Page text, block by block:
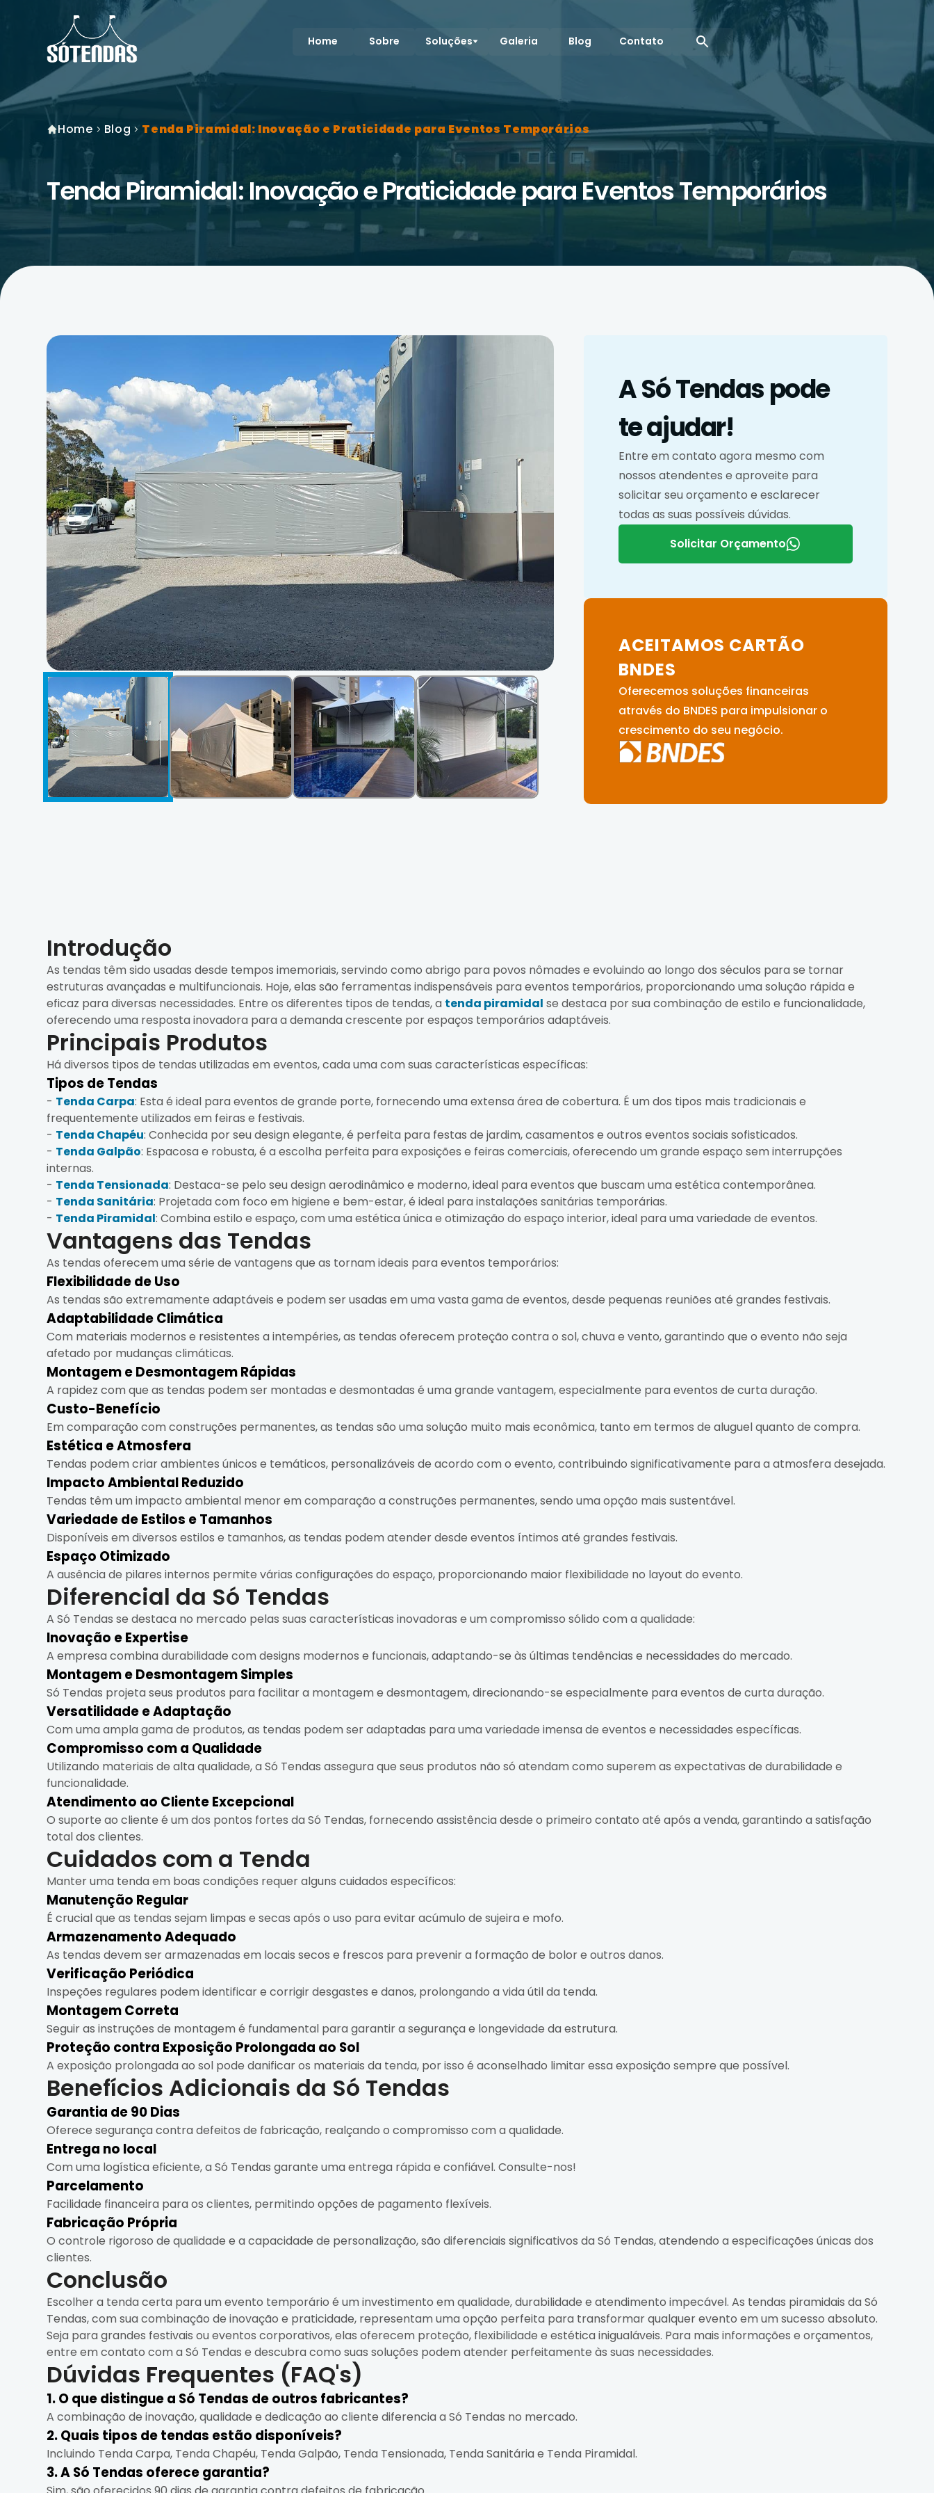
Home Sobre Soluções Galeria Blog Contato
Home Blog Tenda Piramidal: Inovação e Praticidade para Eventos Temporários
Tenda Piramidal: Inovação e Praticidade para Eventos Temporários
A Só Tendas pode
te ajudar!
Entre em contato agora mesmo com
nossos atendentes e aproveite para
solicitar seu orçamento e esclarecer
todas as suas possíveis dúvidas.
Solicitar Orçamento
ACEITAMOS CARTÃO
BNDES
Oferecemos soluções financeiras
através do BNDES para impulsionar o
crescimento do seu negócio.
Introdução
As tendas têm sido usadas desde tempos imemoriais, servindo como abrigo para povos nômades e evoluindo ao longo dos séculos para se tornar
estruturas avançadas e multifuncionais. Hoje, elas são ferramentas indispensáveis para eventos temporários, proporcionando uma solução rápida e
eficaz para diversas necessidades. Entre os diferentes tipos de tendas, a tenda piramidal se destaca por sua combinação de estilo e funcionalidade,
oferecendo uma resposta inovadora para a demanda crescente por espaços temporários adaptáveis.
Principais Produtos
Há diversos tipos de tendas utilizadas em eventos, cada uma com suas características específicas:
Tipos de Tendas
- Tenda Carpa: Esta é ideal para eventos de grande porte, fornecendo uma extensa área de cobertura. É um dos tipos mais tradicionais e
frequentemente utilizados em feiras e festivais.
- Tenda Chapéu: Conhecida por seu design elegante, é perfeita para festas de jardim, casamentos e outros eventos sociais sofisticados.
- Tenda Galpão: Espacosa e robusta, é a escolha perfeita para exposições e feiras comerciais, oferecendo um grande espaço sem interrupções
internas.
- Tenda Tensionada: Destaca-se pelo seu design aerodinâmico e moderno, ideal para eventos que buscam uma estética contemporânea.
- Tenda Sanitária: Projetada com foco em higiene e bem-estar, é ideal para instalações sanitárias temporárias.
- Tenda Piramidal: Combina estilo e espaço, com uma estética única e otimização do espaço interior, ideal para uma variedade de eventos.
Vantagens das Tendas
As tendas oferecem uma série de vantagens que as tornam ideais para eventos temporários:
Flexibilidade de Uso
As tendas são extremamente adaptáveis e podem ser usadas em uma vasta gama de eventos, desde pequenas reuniões até grandes festivais.
Adaptabilidade Climática
Com materiais modernos e resistentes a intempéries, as tendas oferecem proteção contra o sol, chuva e vento, garantindo que o evento não seja
afetado por mudanças climáticas.
Montagem e Desmontagem Rápidas
A rapidez com que as tendas podem ser montadas e desmontadas é uma grande vantagem, especialmente para eventos de curta duração.
Custo-Benefício
Em comparação com construções permanentes, as tendas são uma solução muito mais econômica, tanto em termos de aluguel quanto de compra.
Estética e Atmosfera
Tendas podem criar ambientes únicos e temáticos, personalizáveis de acordo com o evento, contribuindo significativamente para a atmosfera desejada.
Impacto Ambiental Reduzido
Tendas têm um impacto ambiental menor em comparação a construções permanentes, sendo uma opção mais sustentável.
Variedade de Estilos e Tamanhos
Disponíveis em diversos estilos e tamanhos, as tendas podem atender desde eventos íntimos até grandes festivais.
Espaço Otimizado
A ausência de pilares internos permite várias configurações do espaço, proporcionando maior flexibilidade no layout do evento.
Diferencial da Só Tendas
A Só Tendas se destaca no mercado pelas suas características inovadoras e um compromisso sólido com a qualidade:
Inovação e Expertise
A empresa combina durabilidade com designs modernos e funcionais, adaptando-se às últimas tendências e necessidades do mercado.
Montagem e Desmontagem Simples
Só Tendas projeta seus produtos para facilitar a montagem e desmontagem, direcionando-se especialmente para eventos de curta duração.
Versatilidade e Adaptação
Com uma ampla gama de produtos, as tendas podem ser adaptadas para uma variedade imensa de eventos e necessidades específicas.
Compromisso com a Qualidade
Utilizando materiais de alta qualidade, a Só Tendas assegura que seus produtos não só atendam como superem as expectativas de durabilidade e
funcionalidade.
Atendimento ao Cliente Excepcional
O suporte ao cliente é um dos pontos fortes da Só Tendas, fornecendo assistência desde o primeiro contato até após a venda, garantindo a satisfação
total dos clientes.
Cuidados com a Tenda
Manter uma tenda em boas condições requer alguns cuidados específicos:
Manutenção Regular
É crucial que as tendas sejam limpas e secas após o uso para evitar acúmulo de sujeira e mofo.
Armazenamento Adequado
As tendas devem ser armazenadas em locais secos e frescos para prevenir a formação de bolor e outros danos.
Verificação Periódica
Inspeções regulares podem identificar e corrigir desgastes e danos, prolongando a vida útil da tenda.
Montagem Correta
Seguir as instruções de montagem é fundamental para garantir a segurança e longevidade da estrutura.
Proteção contra Exposição Prolongada ao Sol
A exposição prolongada ao sol pode danificar os materiais da tenda, por isso é aconselhado limitar essa exposição sempre que possível.
Benefícios Adicionais da Só Tendas
Garantia de 90 Dias
Oferece segurança contra defeitos de fabricação, realçando o compromisso com a qualidade.
Entrega no local
Com uma logística eficiente, a Só Tendas garante uma entrega rápida e confiável. Consulte-nos!
Parcelamento
Facilidade financeira para os clientes, permitindo opções de pagamento flexíveis.
Fabricação Própria
O controle rigoroso de qualidade e a capacidade de personalização, são diferenciais significativos da Só Tendas, atendendo a especificações únicas dos
clientes.
Conclusão
Escolher a tenda certa para um evento temporário é um investimento em qualidade, durabilidade e atendimento impecável. As tendas piramidais da Só
Tendas, com sua combinação de inovação e praticidade, representam uma opção perfeita para transformar qualquer evento em um sucesso absoluto.
Seja para grandes festivais ou eventos corporativos, elas oferecem proteção, flexibilidade e estética inigualáveis. Para mais informações e orçamentos,
entre em contato com a Só Tendas e descubra como suas soluções podem atender perfeitamente às suas necessidades.
Dúvidas Frequentes (FAQ's)
1. O que distingue a Só Tendas de outros fabricantes?
A combinação de inovação, qualidade e dedicação ao cliente diferencia a Só Tendas no mercado.
2. Quais tipos de tendas estão disponíveis?
Incluindo Tenda Carpa, Tenda Chapéu, Tenda Galpão, Tenda Tensionada, Tenda Sanitária e Tenda Piramidal.
3. A Só Tendas oferece garantia?